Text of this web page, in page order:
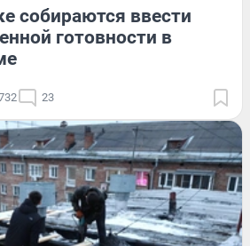
собираются ввести
готовности в
23